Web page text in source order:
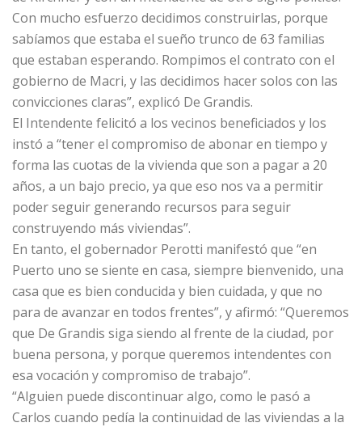
Con mucho esfuerzo decidimos construirlas, porque
sabíamos que estaba el sueño trunco de 63 familias
que estaban esperando. Rompimos el contrato con el
gobierno de Macri, y las decidimos hacer solos con las
convicciones claras”, explicó De Grandis.
El Intendente felicitó a los vecinos beneficiados y los
instó a “tener el compromiso de abonar en tiempo y
forma las cuotas de la vivienda que son a pagar a 20
años, a un bajo precio, ya que eso nos va a permitir
poder seguir generando recursos para seguir
construyendo más viviendas”.
En tanto, el gobernador Perotti manifestó que “en
Puerto uno se siente en casa, siempre bienvenido, una
casa que es bien conducida y bien cuidada, y que no
para de avanzar en todos frentes”, y afirmó: “Queremos
que De Grandis siga siendo al frente de la ciudad, por
buena persona, y porque queremos intendentes con
esa vocación y compromiso de trabajo”.
“Alguien puede discontinuar algo, como le pasó a
Carlos cuando pedía la continuidad de las viviendas a la